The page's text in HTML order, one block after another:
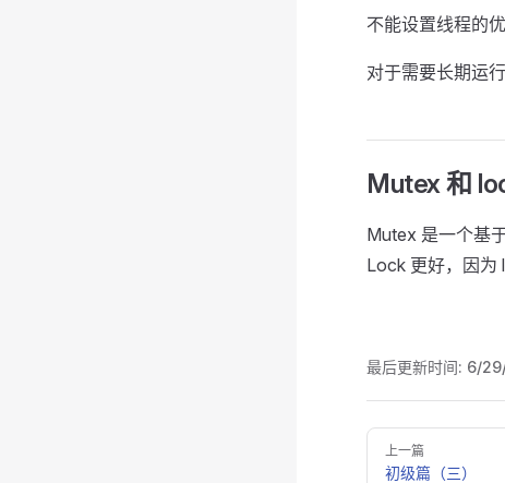
不能设置线程的
对于需要长期运
Mutex 和
Mutex 是一个基
Lock 更好，因为
最后更新时间: 6/
Pager
上一篇
初级篇（三）